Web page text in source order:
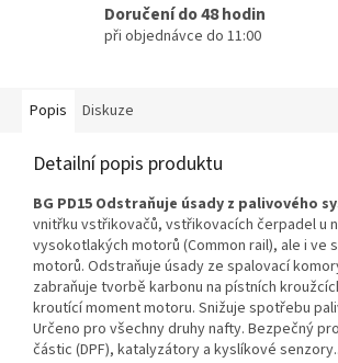
Doručení do 48 hodin
při objednávce do 11:00
Popis Diskuze
Detailní popis produktu
BG PD15 Odstraňuje úsady z palivového
vnitřku vstřikovačů, vstřikovacích čerpadel u
vysokotlakých motorů (Common rail), ale i ve
motorů. Odstraňuje úsady ze spalovací
zabraňuje tvorbě karbonu na pístních
kroutící moment motoru. Snižuje spotřebu
Určeno pro všechny druhy nafty. Bezpečný
částic (DPF), katalyzátory a kyslíkové senzory..